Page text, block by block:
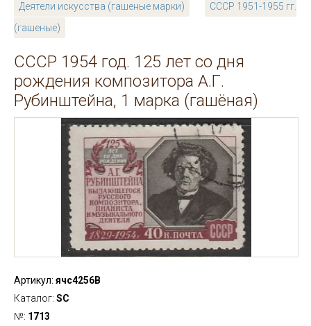
Деятели искусства (гашеные марки)
СССР 1951-1955 гг.
(гашеные)
СССР 1954 год. 125 лет со дня
рождения композитора А.Г.
Рубинштейна, 1 марка (гашёная)
Артикул: ячс4256В
Каталог: SC
№: 1713